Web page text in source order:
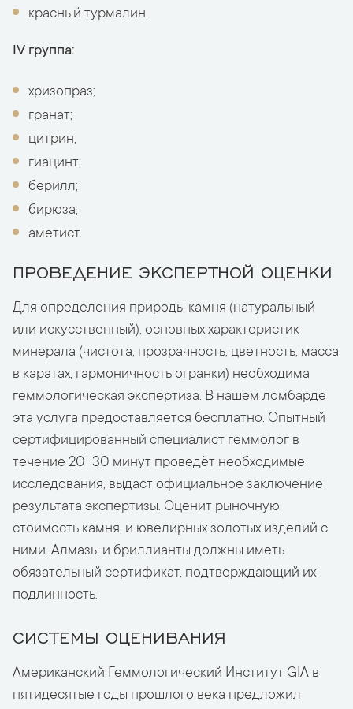
красный турмалин.
IV группа:
хризопраз;
гранат;
цитрин;
гиацинт;
берилл;
бирюза;
аметист.
ПРОВЕДЕНИЕ ЭКСПЕРТНОЙ ОЦЕНКИ
Для определения природы камня (натуральный
или искусственный), основных характеристик
минерала (чистота, прозрачность, цветность, масса
в каратах, гармоничность огранки) необходима
геммологическая экспертиза. В нашем ломбарде
эта услуга предоставляется бесплатно. Опытный
сертифицированный специалист геммолог в
течение 20-30 минут проведёт необходимые
исследования, выдаст официальное заключение
результата экспертизы. Оценит рыночную
стоимость камня, и ювелирных золотых изделий с
ними. Алмазы и бриллианты должны иметь
обязательный сертификат, подтверждающий их
подлинность.
СИСТЕМЫ ОЦЕНИВАНИЯ
Американский Геммологический Институт GIA в
пятидесятые годы прошлого века предложил